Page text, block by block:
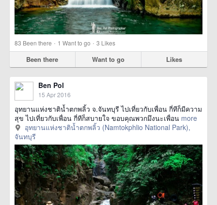
83 Been there · 1 Want to go · 3 Likes
Been there Want to go Likes
Ben Pol
15 Apr 2016
อุทยานแห่งชาติน้ำตกพลิ้ว จ.จันทบุรี ไปเที่ยวกับเพื่อน กี่ทีก็มีความ
สุข ไปเที่ยวกับเพื่อน กี่ทีก็สบายใจ ขอบคุณพวกมึงนะเพื่อน more
อุทยานแห่งชาติน้ำตกพลิ้ว (Namtokphlio National Park),
จันทบุรี